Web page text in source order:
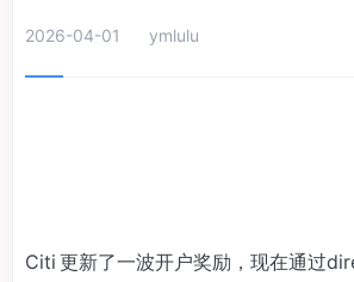
2026-04-01 ymlulu
Citi 更新了一波开户奖励，现在通过